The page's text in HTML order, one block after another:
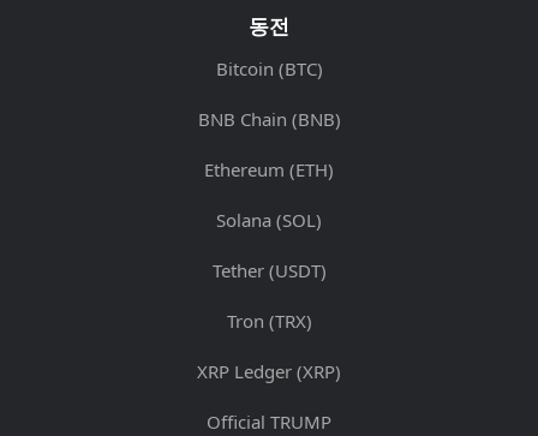
동전
Bitcoin (BTC)
BNB Chain (BNB)
Ethereum (ETH)
Solana (SOL)
Tether (USDT)
Tron (TRX)
XRP Ledger (XRP)
Official TRUMP